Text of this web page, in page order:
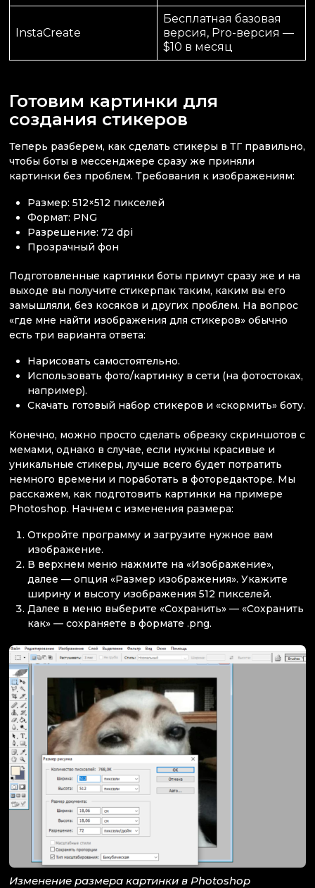
InstaCreate
Бесплатная базовая
версия, Pro-версия —
$10 в месяц
Готовим картинки для
создания стикеров
Теперь разберем, как сделать стикеры в ТГ правильно,
чтобы боты в мессенджере сразу же приняли
картинки без проблем. Требования к изображениям:
Размер: 512×512 пикселей
Формат: PNG
Разрешение: 72 dpi
Прозрачный фон
Подготовленные картинки боты примут сразу же и на
выходе вы получите стикерпак таким, каким вы его
замышляли, без косяков и других проблем. На вопрос
«где мне найти изображения для стикеров» обычно
есть три варианта ответа:
Нарисовать самостоятельно.
Использовать фото/картинку в сети (на фотостоках,
например).
Скачать готовый набор стикеров и «скормить» боту.
Конечно, можно просто сделать обрезку скриншотов с
мемами, однако в случае, если нужны красивые и
уникальные стикеры, лучше всего будет потратить
немного времени и поработать в фоторедакторе. Мы
расскажем, как подготовить картинки на примере
Photoshop. Начнем с изменения размера:
Откройте программу и загрузите нужное вам
изображение.
В верхнем меню нажмите на «Изображение»,
далее — опция «Размер изображения». Укажите
ширину и высоту изображения 512 пикселей.
Далее в меню выберите «Сохранить» — «Сохранить
как» — сохраняете в формате .png.
Изменение размера картинки в Photoshop